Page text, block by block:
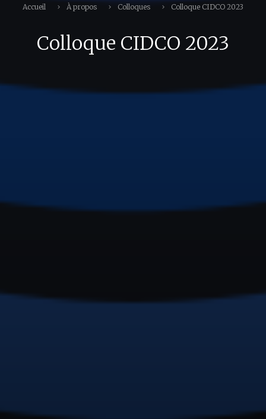
Accueil À propos Colloques Colloque CIDCO 2023
Colloque CIDCO 2023